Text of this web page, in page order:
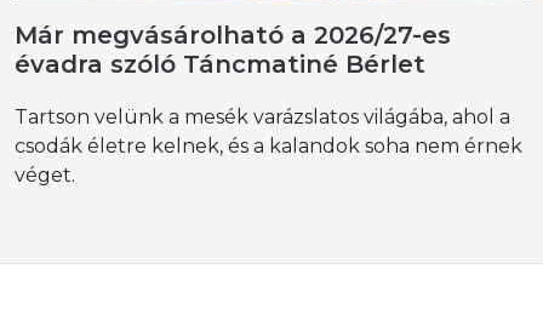
Már megvásárolható a 2026/27-es
évadra szóló Táncmatiné Bérlet
Tartson velünk a mesék varázslatos világába, ahol a
csodák életre kelnek, és a kalandok soha nem érnek
véget.